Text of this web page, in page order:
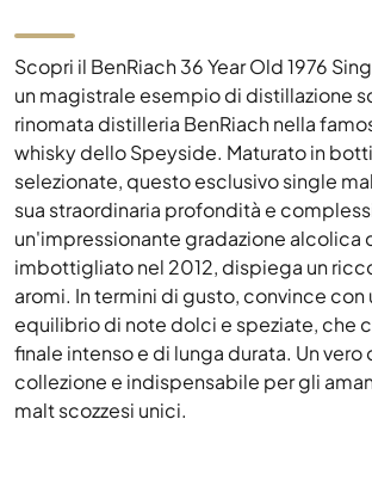
Scopri il BenRiach 36 Year Old 1976
un magistrale esempio di distillazione
rinomata distilleria BenRiach nella
whisky dello Speyside. Maturato in
selezionate, questo esclusivo single
sua straordinaria profondità e
un'impressionante gradazione alcolica
imbottigliato nel 2012, dispiega un
aromi. In termini di gusto, convince con
equilibrio di note dolci e speziate, che
finale intenso e di lunga durata. Un
collezione e indispensabile per gli
malt scozzesi unici.